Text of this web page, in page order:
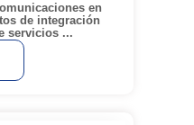
en
de integración
servicios ...